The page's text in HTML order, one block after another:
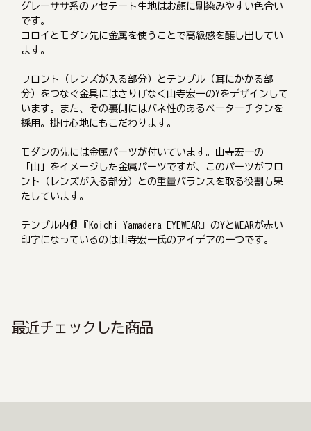
グレーササ系のアセテート生地はお顔に馴染みやすい色合い
です。
ヨロイとモダン先に金属を使うことで高級感を醸し出してい
ます。
フロント（レンズが入る部分）とテンプル（耳にかかる部
分）をつなぐ金具にはさりげなく山寺宏一のYをデザインして
います。また、その裏側にはバネ性のあるベーターチタンを
採用。掛け心地にもこだわります。
モダンの先には金属パーツが付いています。山寺宏一の
「山」をイメージした金属パーツですが、このパーツがフロ
ント（レンズが入る部分）との重量バランスを取る役割も果
たしています。
テンプル内側『Koichi Yamadera EYEWEAR』のYとWEARが赤い
印字になっているのは山寺宏一氏のアイデアの一つです。
最近チェックした商品